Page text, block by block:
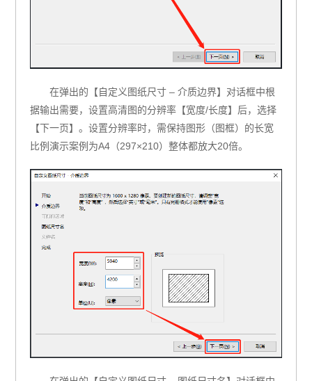
在弹出的【自定义图纸尺寸 – 介质边界】对话框中根
据输出需要，设置高清图的分辨率【宽度/长度】后，选择
【下一页】。设置分辨率时，需保持图形（图框）的长宽
比例演示案例为A4（297×210）整体都放大20倍。